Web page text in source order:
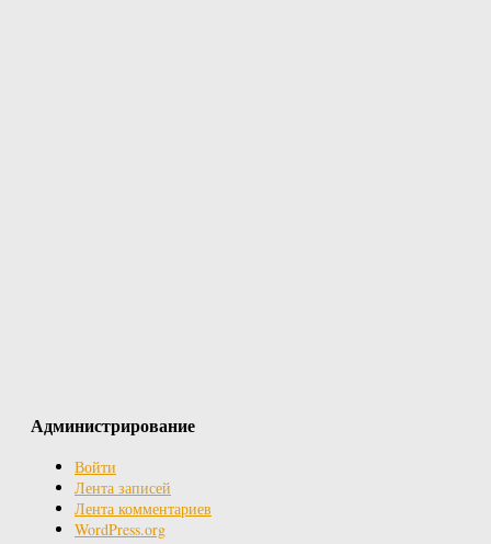
Администрирование
Войти
Лента записей
Лента комментариев
WordPress.org